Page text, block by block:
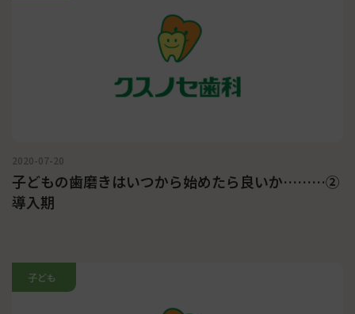
2020-07-20
子どもの歯磨きはいつから始めたら良いか………②
導入期
子ども